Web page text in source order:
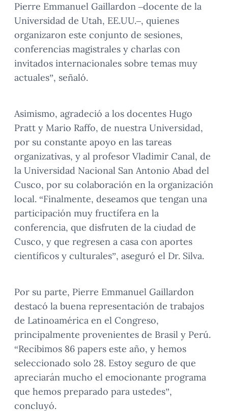
Pierre Emmanuel Gaillardon –docente de la
Universidad de Utah, EE.UU.–, quienes
organizaron este conjunto de sesiones,
conferencias magistrales y charlas con
invitados internacionales sobre temas muy
actuales”, señaló.
Asimismo, agradeció a los docentes Hugo
Pratt y Mario Raffo, de nuestra Universidad,
por su constante apoyo en las tareas
organizativas, y al profesor Vladimir Canal, de
la Universidad Nacional San Antonio Abad del
Cusco, por su colaboración en la organización
local. “Finalmente, deseamos que tengan una
participación muy fructífera en la
conferencia, que disfruten de la ciudad de
Cusco, y que regresen a casa con aportes
científicos y culturales”, aseguró el Dr. Silva.
Por su parte, Pierre Emmanuel Gaillardon
destacó la buena representación de trabajos
de Latinoamérica en el Congreso,
principalmente provenientes de Brasil y Perú.
“Recibimos 86 papers este año, y hemos
seleccionado solo 28. Estoy seguro de que
apreciarán mucho el emocionante programa
que hemos preparado para ustedes”,
concluyó.